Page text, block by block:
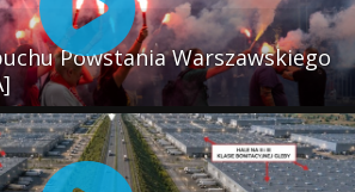
Powstania Warszawskiego